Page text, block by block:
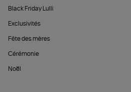
Black Friday Lulli
Exclusivités
Fête des mères
Cérémonie
Noël